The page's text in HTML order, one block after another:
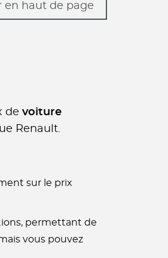
en haut de page
de voiture
Renault.
sur le prix
permettant de
vous pouvez